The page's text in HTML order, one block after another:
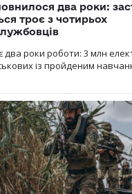
два роки:
троє з чотирьох
два роки роботи: 3 млн
із пройденим